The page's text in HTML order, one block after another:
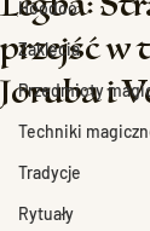
Hoodoo
Zaklęcia
Przedmioty
Techniki
Tradycje
Rytuały
przejść w
Joruba i